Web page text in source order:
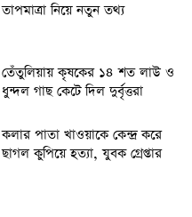
তাপমাত্রা নিয়ে নতুন তথ্য
তেঁতুলিয়ায় কৃষকের ১৪ শত লাউ ও
ধুন্দল গাছ কেটে দিল দুর্বৃত্তরা
কলার পাতা খাওয়াকে কেন্দ্র করে
ছাগল কুপিয়ে হত্যা, যুবক গ্রেপ্তার